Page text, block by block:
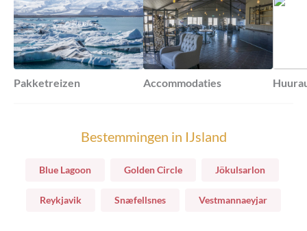
Pakketreizen Accommodaties
Bestemmingen in IJsland
Blue Lagoon Golden Circle Jökulsarlon
Reykjavik Snæfellsnes Vestmannaeyjar